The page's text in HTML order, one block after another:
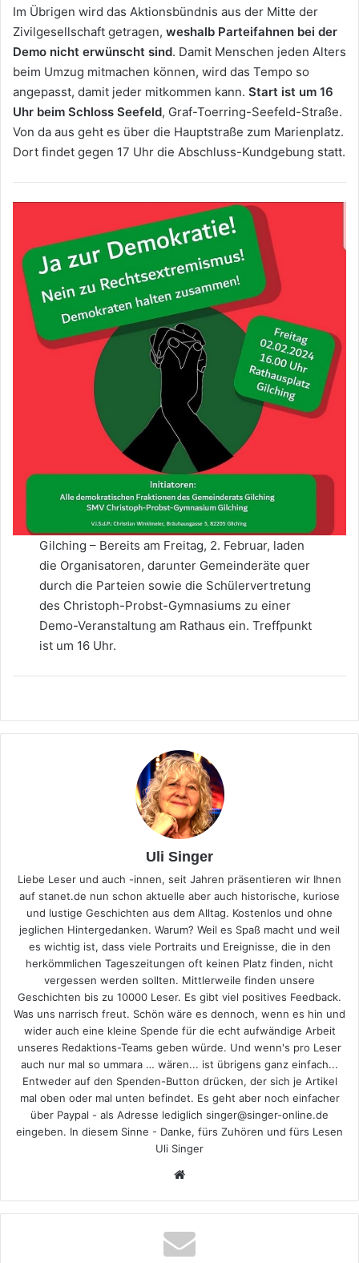
Im Übrigen wird das Aktionsbündnis aus der Mitte der
Zivilgesellschaft getragen, weshalb Parteifahnen bei der
Demo nicht erwünscht sind. Damit Menschen jeden Alters
beim Umzug mitmachen können, wird das Tempo so
angepasst, damit jeder mitkommen kann. Start ist um 16
Uhr beim Schloss Seefeld, Graf-Toerring-Seefeld-Straße.
Von da aus geht es über die Hauptstraße zum Marienplatz.
Dort findet gegen 17 Uhr die Abschluss-Kundgebung statt.
Gilching – Bereits am Freitag, 2. Februar, laden
die Organisatoren, darunter Gemeinderäte quer
durch die Parteien sowie die Schülervertretung
des Christoph-Probst-Gymnasiums zu einer
Demo-Veranstaltung am Rathaus ein. Treffpunkt
ist um 16 Uhr.
Uli Singer
Liebe Leser und auch -innen, seit Jahren präsentieren wir Ihnen
auf stanet.de nun schon aktuelle aber auch historische, kuriose
und lustige Geschichten aus dem Alltag. Kostenlos und ohne
jeglichen Hintergedanken. Warum? Weil es Spaß macht und weil
es wichtig ist, dass viele Portraits und Ereignisse, die in den
herkömmlichen Tageszeitungen oft keinen Platz finden, nicht
vergessen werden sollten. Mittlerweile finden unsere
Geschichten bis zu 10000 Leser. Es gibt viel positives Feedback.
Was uns narrisch freut. Schön wäre es dennoch, wenn es hin und
wider auch eine kleine Spende für die echt aufwändige Arbeit
unseres Redaktions-Teams geben würde. Und wenn's pro Leser
auch nur mal so ummara … wären... ist übrigens ganz einfach...
Entweder auf den Spenden-Button drücken, der sich je Artikel
mal oben oder mal unten befindet. Es geht aber noch einfacher
über Paypal - als Adresse lediglich singer@singer-online.de
eingeben. In diesem Sinne - Danke, fürs Zuhören und fürs Lesen
Uli Singer